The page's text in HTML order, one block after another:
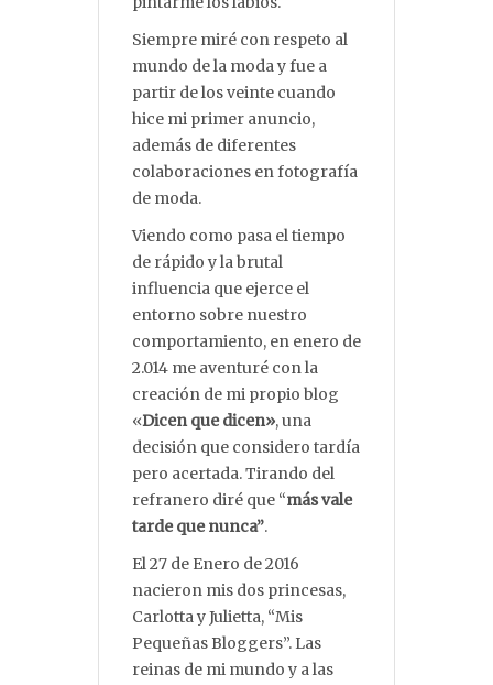
Siempre miré con respeto al
mundo de la moda y fue a
partir de los veinte cuando
hice mi primer anuncio,
además de diferentes
colaboraciones en fotografía
de moda.
Viendo como pasa el tiempo
de rápido y la brutal
influencia que ejerce el
entorno sobre nuestro
comportamiento, en enero de
2.014 me aventuré con la
creación de mi propio blog
«Dicen que dicen», una
decisión que considero tardía
pero acertada. Tirando del
refranero diré que “más vale
tarde que nunca”.
El 27 de Enero de 2016
nacieron mis dos princesas,
Carlotta y Julietta, “Mis
Pequeñas Bloggers”. Las
reinas de mi mundo y a las